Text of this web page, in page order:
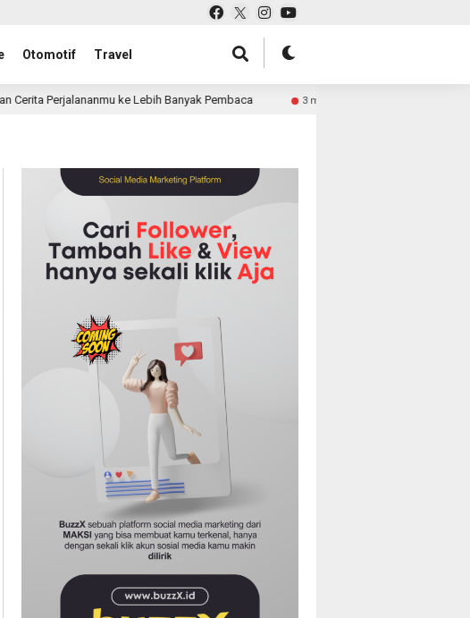
Otomotif Travel
ke Lebih Banyak Pembaca 3 month ago Pabrik Tas untuk Retail atau